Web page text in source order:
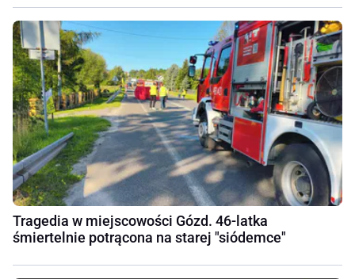
Tragedia w miejscowości Gózd. 46-latka
śmiertelnie potrącona na starej "siódemce"